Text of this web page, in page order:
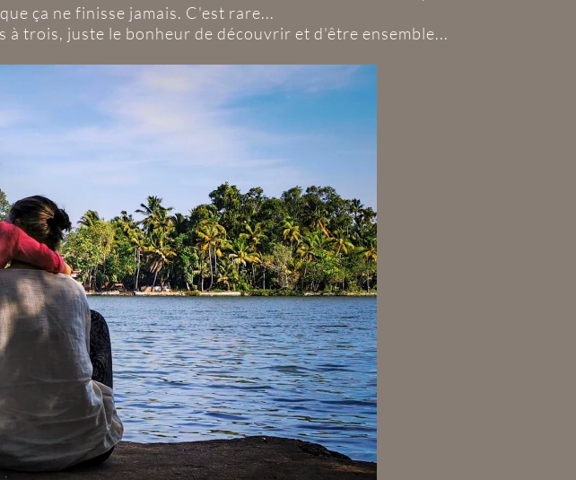
ça ne finisse jamais. C'est rare...
à trois, juste le bonheur de découvrir et d'être ensemble...